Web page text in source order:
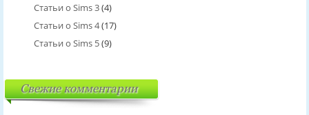
Статьи о Sims 3(4)
Статьи о Sims 4(17)
Статьи о Sims 5(9)
Свежие комментарии